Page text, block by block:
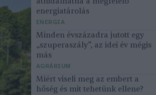
energiatárolás
ENERGIA
Minden évszázadra jutott egy
„szuperaszály”, az idei év mégis
más
AGRÁRIUM
Miért viseli meg az embert a
hőség és mit tehetünk ellene?